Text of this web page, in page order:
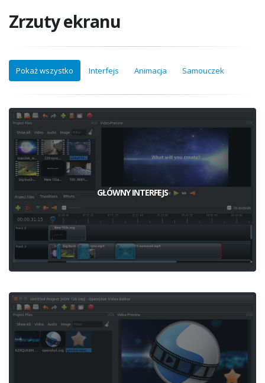
Zrzuty ekranu
Pokaż wszystko Interfejs Animacja Samouczek
GŁÓWNY INTERFEJS